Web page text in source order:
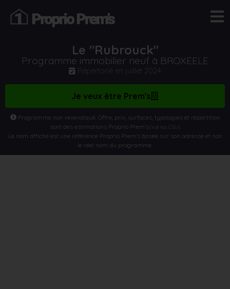
Le "Rubrouck"
Programme immobilier neuf à BROXEELE
Répertorié en juillet 2024
Je veux être Prem's
Programme non revendiqué. Offre, prix, surfaces, typologies et répartition
sont des estimations Proprio Prem’s(Voir nos CGU)
Le nom affiché est une référence Proprio Prem’s basée sur son adresse et non
le réel nom du programme.